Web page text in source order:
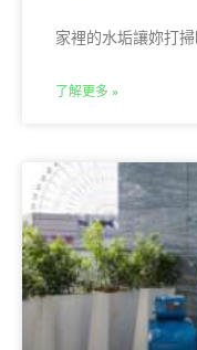
家裡的水垢讓妳打
了解更多 »